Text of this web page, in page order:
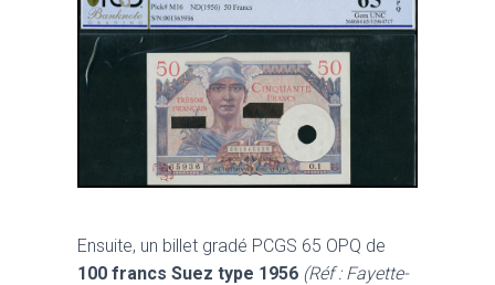
Ensuite, un billet gradé PCGS 65 OPQ de
100 francs Suez type 1956 (Réf : Fayette-